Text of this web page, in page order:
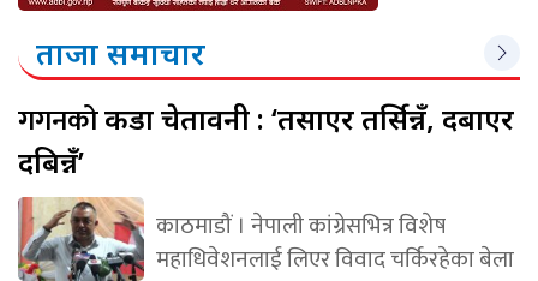
ताजा समाचार
गगनकोकडा चेतावनी : ‘तर्साएर तर्सिन्नँ, दबाएर
दबिन्नँ’
काठमाडौं । नेपाली कांग्रेसभित्र विशेष
महाधिवेशनलाई लिएर विवाद चर्किरहेका बेला